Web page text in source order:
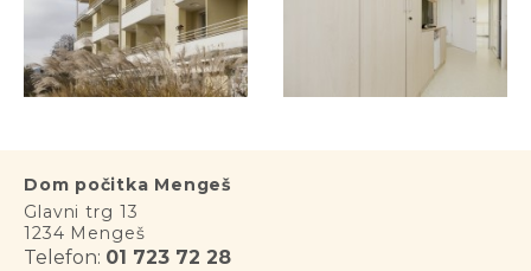
Dom počitka Mengeš
Glavni trg 13
1234 Mengeš
Telefon: 01 723 72 28